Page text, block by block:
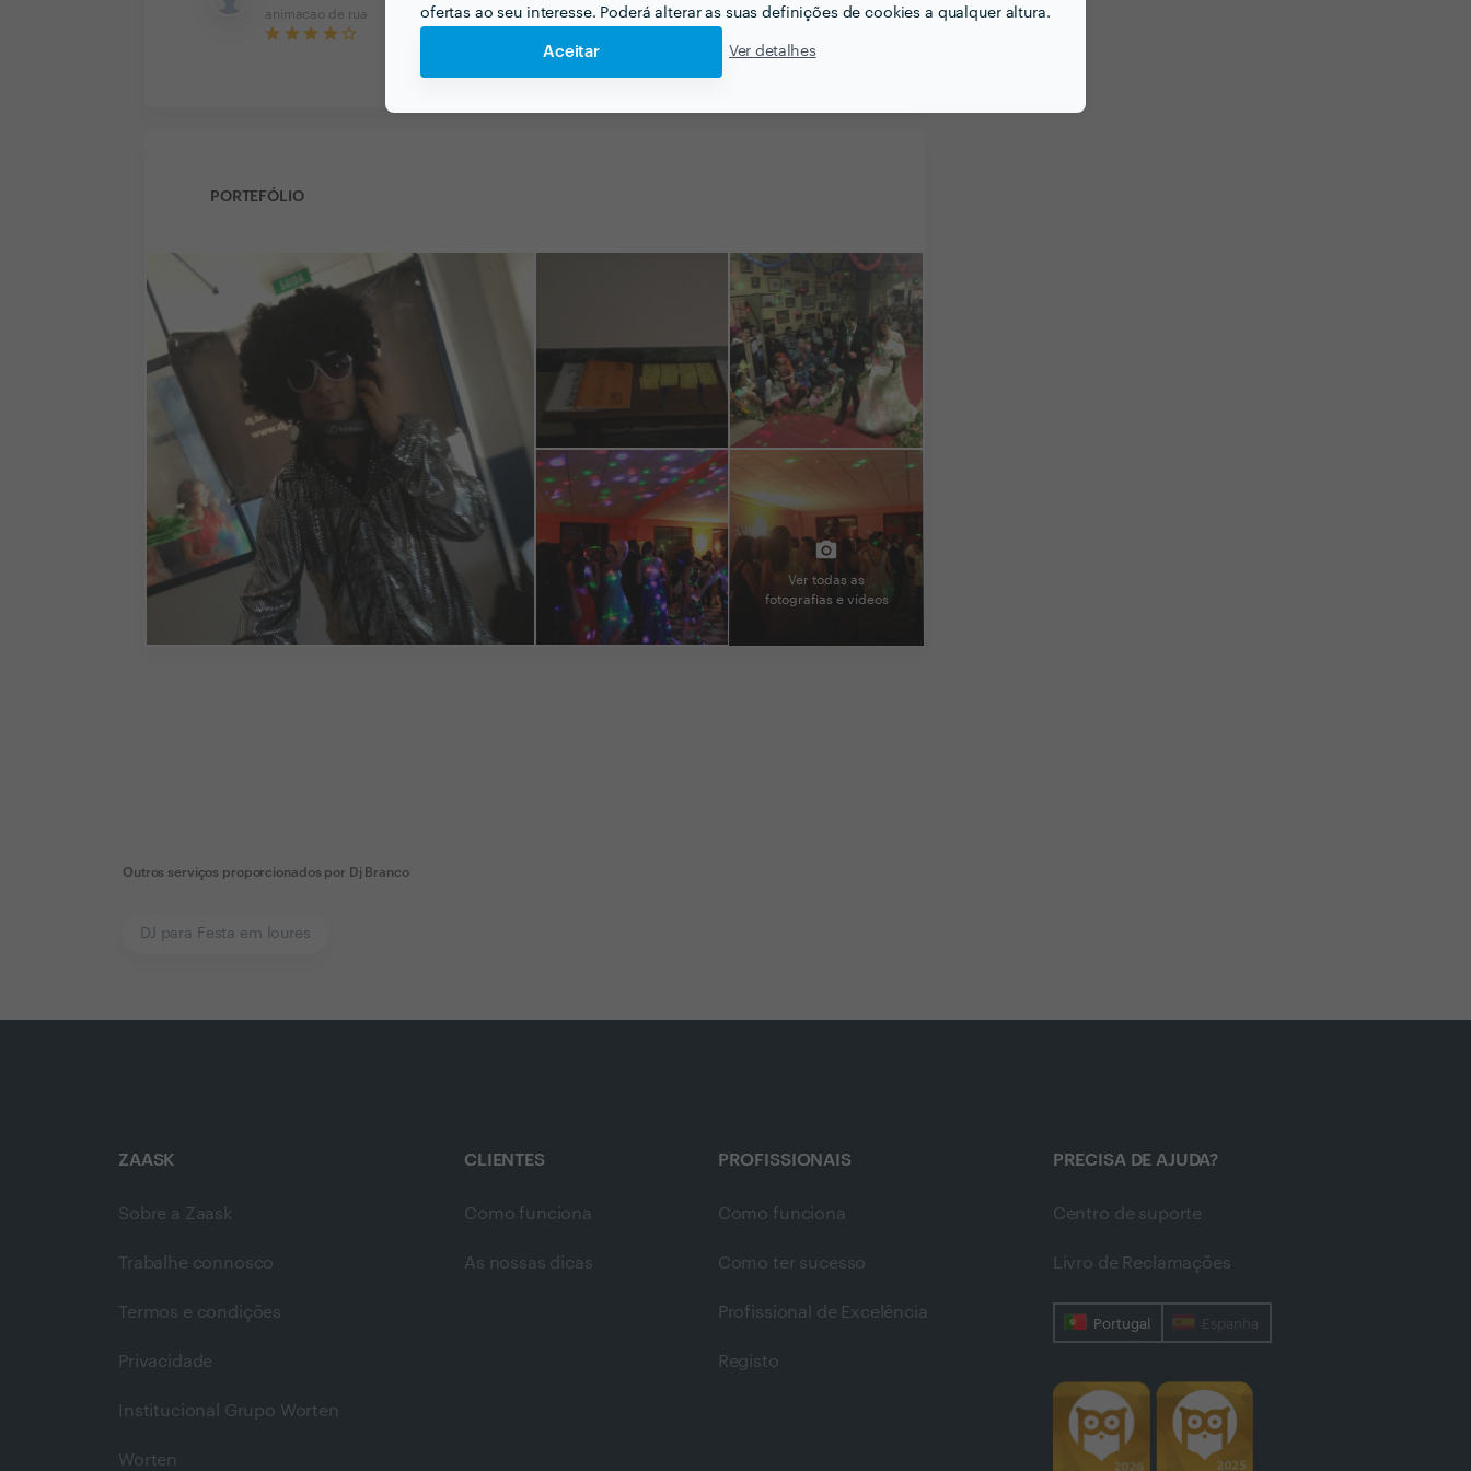
ofertas ao seu interesse. Poderá alterar as suas definições de cookies a qualquer altura.
Aceitar Ver detalhes
animacao de rua
PORTEFÓLIO
Ver todas as
fotografias e vídeos
Outros serviços proporcionados por Dj Branco
DJ para Festa em loures
ZAASK
Sobre a Zaask
Trabalhe connosco
Termos e condições
Privacidade
Institucional Grupo Worten
Worten
CLIENTES
Como funciona
As nossas dicas
PROFISSIONAIS
Como funciona
Como ter sucesso
Profissional de Excelência
Registo
PRECISA DE AJUDA?
Centro de suporte
Livro de Reclamações
Portugal Espanha